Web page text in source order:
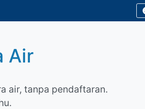
Air
air, tanpa pendaftaran.